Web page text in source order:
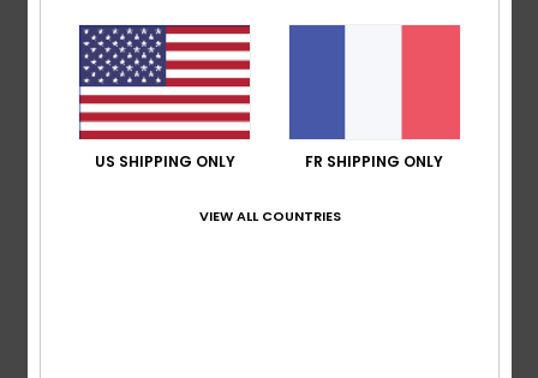
Taille
Trop petit Trop grand
5.0
US SHIPPING ONLY FR SHIPPING ONLY
VIEW ALL COUNTRIES